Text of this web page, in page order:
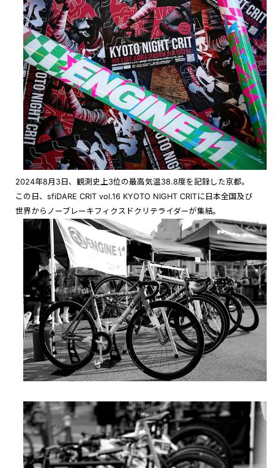
2024年8月3日、観測史上3位の最高気温38.8度を記録した京都。
この日、sfiDARE CRIT vol.16 KYOTO NIGHT CRITに日本全国及び
世界からノーブレーキフィクスドクリテライダーが集結。